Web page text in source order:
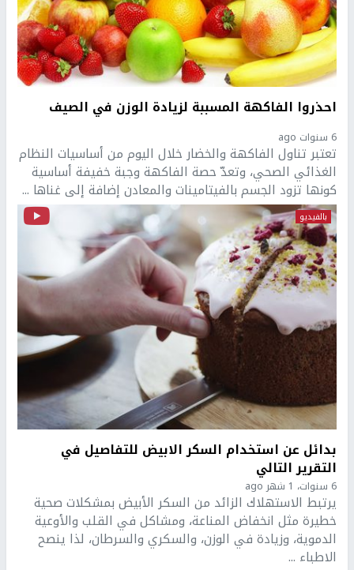
احذروا الفاكهة المسببة لزيادة الوزن في الصيف
6 سنوات ago
تعتبر تناول الفاكهة والخضار خلال اليوم من أساسيات النظام
الغذائي الصحي، وتعدّ حصة الفاكهة وجبة خفيفة أساسية
كونها تزود الجسم بالفيتامينات والمعادن إضافة إلى غناها ...
بالفيديو
بدائل عن استخدام السكر الابيض للتفاصيل في
التقرير التالي
6 سنوات، 1 شهر ago
يرتبط الاستهلاك الزائد من السكر الأبيض بمشكلات صحية
خطيرة مثل انخفاض المناعة، ومشاكل في القلب والأوعية
الدموية، وزيادة في الوزن، والسكري والسرطان، لذا ينصح
الاطباء ...